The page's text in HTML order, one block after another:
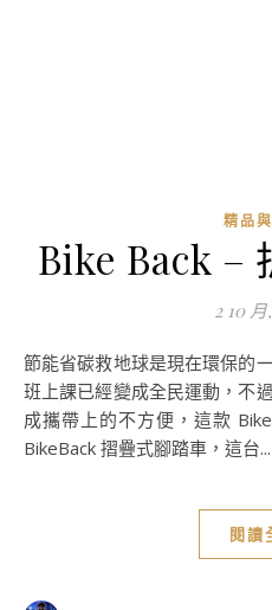
精品
Bike Back –
2 10
節能省碳救地球是現在環保的一大訴求，現在流行的騎單車上
班上課已經變成全民運動，不
成攜帶上的不方便，這款
BikeBack 摺疊式腳踏車，這台...
閱讀